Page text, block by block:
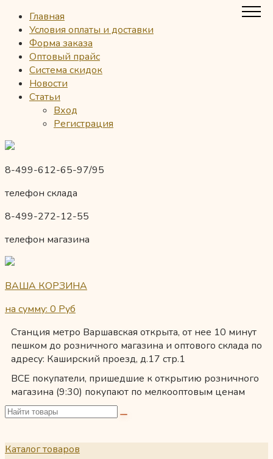
Главная
Условия оплаты и доставки
Форма заказа
Оптовый прайс
Система скидок
Новости
Статьи
Вход
Регистрация
8-499-612-65-97/95
телефон склада
8-499-272-12-55
телефон магазина
ВАША КОРЗИНА
на сумму: 0 Руб
Станция метро Варшавская открыта, от нее 10 минут
пешком до розничного магазина и оптового склада по
адресу: Каширский проезд, д.17 стр.1
ВСЕ покупатели, пришедшие к открытию розничного
магазина (9:30) покупают по мелкооптовым ценам
Каталог товаров